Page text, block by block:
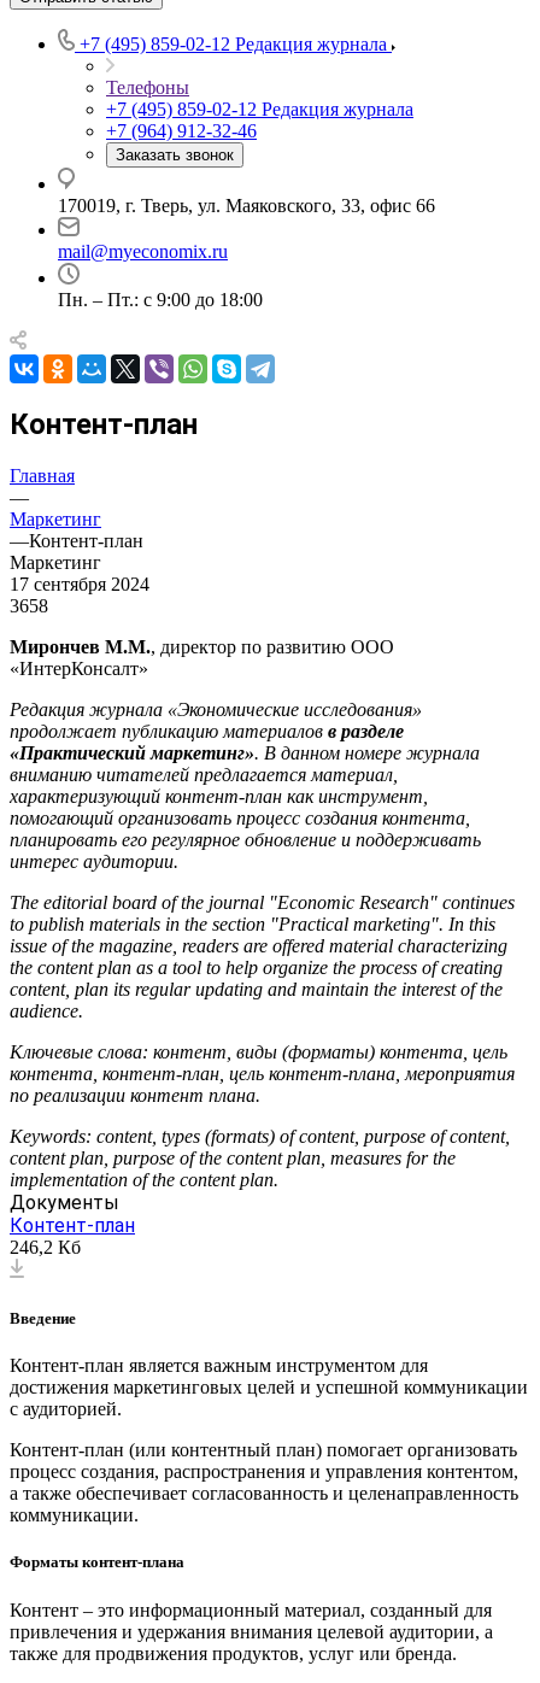
+7 (495) 859-02-12 Редакция журнала
Телефоны
+7 (495) 859-02-12 Редакция журнала
+7 (964) 912-32-46
Заказать звонок
170019, г. Тверь, ул. Маяковского, 33, офис 66
mail@myeconomix.ru
Пн. – Пт.: с 9:00 до 18:00
Контент-план
Главная
—
Маркетинг
—Контент-план
Маркетинг
17 сентября 2024
3658
Мирончев М.М., директор по развитию ООО
«ИнтерКонсалт»
Редакция журнала «Экономические исследования»
продолжает публикацию материалов в разделе
«Практический маркетинг». В данном номере журнала
вниманию читателей предлагается материал,
характеризующий контент-план как инструмент,
помогающий организовать процесс создания контента,
планировать его регулярное обновление и поддерживать
интерес аудитории.
The editorial board of the journal "Economic Research" continues
to publish materials in the section "Practical marketing". In this
issue of the magazine, readers are offered material characterizing
the content plan as a tool to help organize the process of creating
content, plan its regular updating and maintain the interest of the
audience.
Ключевые слова: контент, виды (форматы) контента, цель
контента, контент-план, цель контент-плана, мероприятия
по реализации контент плана.
Keywords: content, types (formats) of content, purpose of content,
content plan, purpose of the content plan, measures for the
implementation of the content plan.
Документы
Контент-план
246,2 Кб
Введение
Контент-план является важным инструментом для
достижения маркетинговых целей и успешной коммуникации
с аудиторией.
Контент-план (или контентный план) помогает организовать
процесс создания, распространения и управления контентом,
а также обеспечивает согласованность и целенаправленность
коммуникации.
Форматы контент-плана
Контент – это информационный материал, созданный для
привлечения и удержания внимания целевой аудитории, а
также для продвижения продуктов, услуг или бренда.